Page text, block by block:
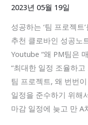
게
결
2023년 05월 19일
성공하는 ‘팀 프로젝
추천 클로바인 성공노
Youtube “왜 PM팀은
“최대한 일정 조율하
팀 프로젝트, 왜 번번
일정을 준수하기 위해
마감 일정에 늦고 만 A
젝
트’를
위
한
최
고
의